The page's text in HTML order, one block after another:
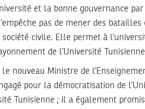
et la bonne gouvernance
pas de mener des
civile. Elle permet à
de l’Université
nouveau Ministre de
pour la démocratisation de
Tunisienne ; il a également